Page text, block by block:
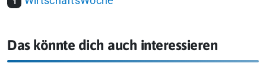
Das könnte dich auch interessieren